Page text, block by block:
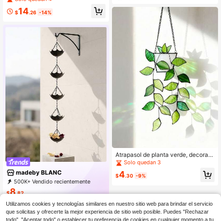
de agua de lluvia, decoración para
aleros, cadena de lluvia floral
$14.26 -14%
madeby BLANC
500K+ Vendido recientemente
69K+ Recompra
$8.82
Atrapasol de planta verde, decoraci
ón de ventana de vidrio colorido, pl
anta artificial hecha a mano - perfe
cto para amantes de las plantas, de
Solo quedan 3
$4.30 -9%
Utilizamos cookies y tecnologías similares en nuestro sitio web para brindar el servicio
que solicitas y ofrecerte la mejor experiencia de sitio web posible. Puedes "Rechazar
todo", "Aceptar todo" o establecer tu preferencia de cookies en cualquier momento a tu